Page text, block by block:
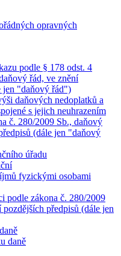
opravných
podle § 178 odst. 4
řád, ve znění
jen "daňový řád")
daňových nedoplatků a
s jejich neuhrazením
č. 280/2009 Sb., daňový
(dále jen "daňový
úřadu
fyzickými osobami
podle zákona č. 280/2009
předpisů (dále jen
daně